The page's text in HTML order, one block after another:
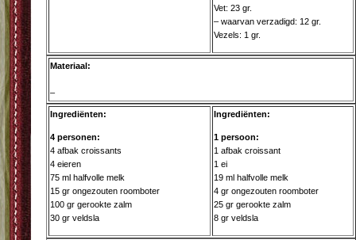
Vet: 23 gr.
– waarvan verzadigd: 12 gr.
Vezels: 1 gr.
Materiaal:
–
Ingrediënten:
4 personen:
4 afbak croissants
4 eieren
75 ml halfvolle melk
15 gr ongezouten roomboter
100 gr gerookte zalm
30 gr veldsla
Ingrediënten:
1 persoon:
1 afbak croissant
1 ei
19 ml halfvolle melk
4 gr ongezouten roomboter
25 gr gerookte zalm
8 gr veldsla